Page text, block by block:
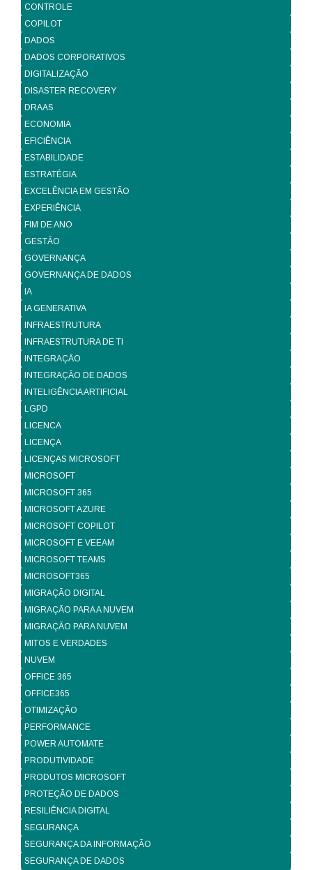
CONTROLE
COPILOT
DADOS
DADOS CORPORATIVOS
DIGITALIZAÇÃO
DISASTER RECOVERY
DRAAS
ECONOMIA
EFICIÊNCIA
ESTABILIDADE
ESTRATÉGIA
EXCELÊNCIA EM GESTÃO
EXPERIÊNCIA
FIM DE ANO
GESTÃO
GOVERNANÇA
GOVERNANÇA DE DADOS
IA
IA GENERATIVA
INFRAESTRUTURA
INFRAESTRUTURA DE TI
INTEGRAÇÃO
INTEGRAÇÃO DE DADOS
INTELIGÊNCIA ARTIFICIAL
LGPD
LICENCA
LICENÇA
LICENÇAS MICROSOFT
MICROSOFT
MICROSOFT 365
MICROSOFT AZURE
MICROSOFT COPILOT
MICROSOFT E VEEAM
MICROSOFT TEAMS
MICROSOFT365
MIGRAÇÃO DIGITAL
MIGRAÇÃO PARA A NUVEM
MIGRAÇÃO PARA NUVEM
MITOS E VERDADES
NUVEM
OFFICE 365
OFFICE365
OTIMIZAÇÃO
PERFORMANCE
POWER AUTOMATE
PRODUTIVIDADE
PRODUTOS MICROSOFT
PROTEÇÃO DE DADOS
RESILIÊNCIA DIGITAL
SEGURANÇA
SEGURANÇA DA INFORMAÇÃO
SEGURANÇA DE DADOS